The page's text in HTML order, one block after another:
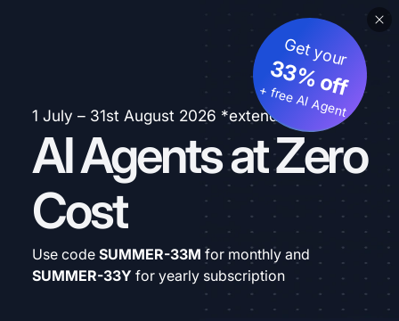
1 July – 31st August 2026 *extended
AI Agents at Zero
Cost
Get your
33% off
+ free AI Agent
Use code SUMMER-33M for monthly and
SUMMER-33Y for yearly subscription